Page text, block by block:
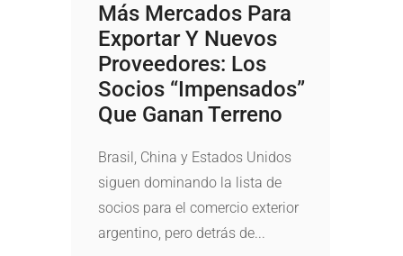
Más Mercados Para
Exportar Y Nuevos
Proveedores: Los
Socios “impensados”
Que Ganan Terreno
Brasil, China y Estados Unidos
siguen dominando la lista de
socios para el comercio exterior
argentino, pero detrás de...